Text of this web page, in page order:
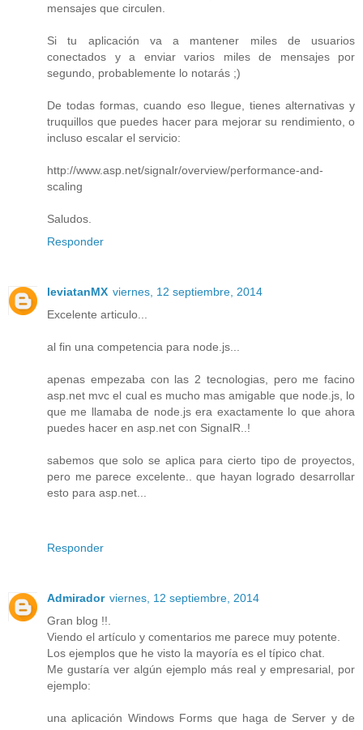
mensajes que circulen.
Si tu aplicación va a mantener miles de usuarios
conectados y a enviar varios miles de mensajes por
segundo, probablemente lo notarás ;)
De todas formas, cuando eso llegue, tienes alternativas y
truquillos que puedes hacer para mejorar su rendimiento, o
incluso escalar el servicio:
http://www.asp.net/signalr/overview/performance-and-
scaling
Saludos.
Responder
leviatanMX viernes, 12 septiembre, 2014
Excelente articulo...
al fin una competencia para node.js...
apenas empezaba con las 2 tecnologias, pero me facino
asp.net mvc el cual es mucho mas amigable que node.js, lo
que me llamaba de node.js era exactamente lo que ahora
puedes hacer en asp.net con SignaIR..!
sabemos que solo se aplica para cierto tipo de proyectos,
pero me parece excelente.. que hayan logrado desarrollar
esto para asp.net...
Responder
Admirador viernes, 12 septiembre, 2014
Gran blog !!.
Viendo el artículo y comentarios me parece muy potente.
Los ejemplos que he visto la mayoría es el típico chat.
Me gustaría ver algún ejemplo más real y empresarial, por
ejemplo:
una aplicación Windows Forms que haga de Server y de